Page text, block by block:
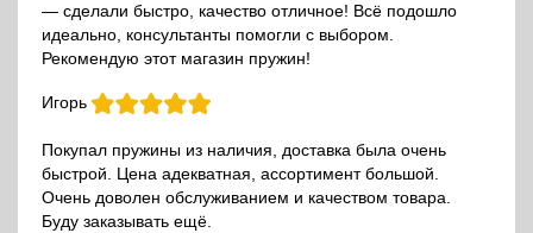
— сделали быстро, качество отличное! Всё подошло
идеально, консультанты помогли с выбором.
Рекомендую этот магазин пружин!
Игорь
Покупал пружины из наличия, доставка была очень
быстрой. Цена адекватная, ассортимент большой.
Очень доволен обслуживанием и качеством товара.
Буду заказывать ещё.